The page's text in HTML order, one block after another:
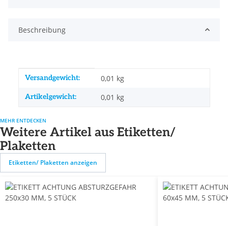
Beschreibung
Produkteigenschaft
Wert
Versandgewicht: 0,01 kg
Artikelgewicht: 0,01 kg
MEHR ENTDECKEN
Weitere Artikel aus Etiketten/
Plaketten
Etiketten/ Plaketten anzeigen